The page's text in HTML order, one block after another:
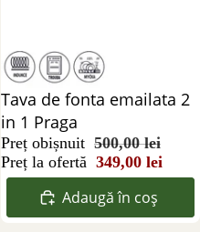
Reducere 30%
Tava de fonta emailata 2
in 1 Praga
Preț obișnuit 500,00 lei
Preț la ofertă 349,00 lei
Adaugă în coș